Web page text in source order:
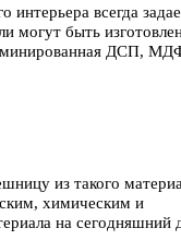
интерьера всегда
могут быть
ДСП,
из такого
химическим и
на сегодняшний